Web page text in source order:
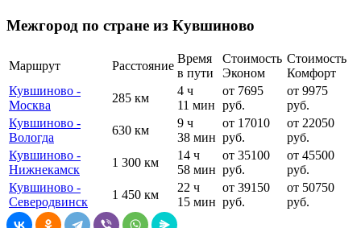
Межгород по стране из Кувшиново
Маршрут Расстояние
Время
в пути
Стоимость
Эконом
Стоимость
Комфорт
Кувшиново -
Москва
285 км
4 ч
11 мин
от 7695
руб.
от 9975
руб.
Кувшиново -
Вологда
630 км
9 ч
38 мин
от 17010
руб.
от 22050
руб.
Кувшиново -
Нижнекамск
1 300 км
14 ч
58 мин
от 35100
руб.
от 45500
руб.
Кувшиново -
Северодвинск
1 450 км
22 ч
15 мин
от 39150
руб.
от 50750
руб.